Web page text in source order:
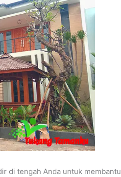
di tengah Anda untuk membantu